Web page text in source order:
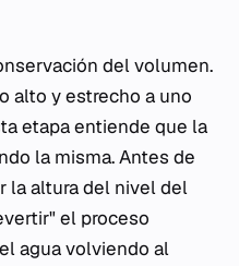
del volumen.
alto y estrecho a uno
etapa entiende que la
la misma. Antes de
la altura del nivel del
el proceso
agua volviendo al